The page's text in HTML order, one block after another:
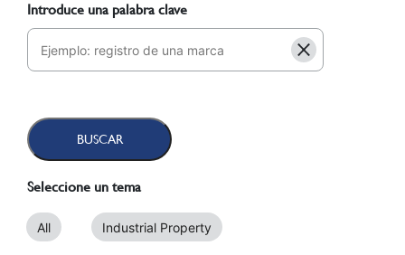
Introduce una palabra clave
Seleccione un tema
All Industrial Property